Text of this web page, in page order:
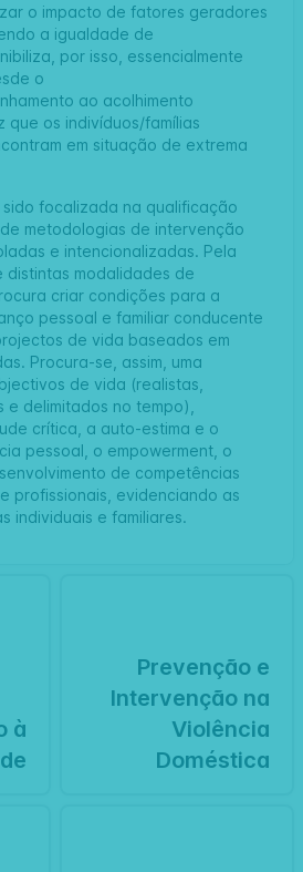
o impacto de fatores geradores
a igualdade de
por isso, essencialmente
o
ao acolhimento
que os indivíduos/famílias
em situação de extrema
sido focalizada na qualificação
metodologias de intervenção
e intencionalizadas. Pela
modalidades de
criar condições para a
pessoal e familiar conducente
de vida baseados em
Procura-se, assim, uma
de vida (realistas,
delimitados no tempo),
crítica, a auto-estima e o
pessoal, o empowerment, o
de competências
profissionais, evidenciando as
individuais e familiares.
à
Prevenção e
Intervenção na
Violência
Doméstica